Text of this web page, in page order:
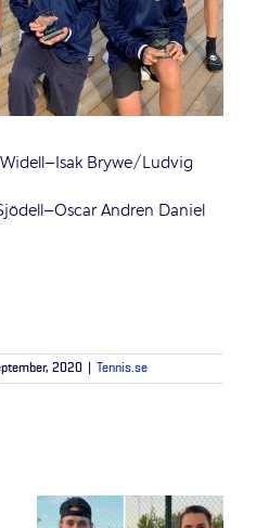
Brywe/Ludvig
Andren Daniel
2020 Tennis.se